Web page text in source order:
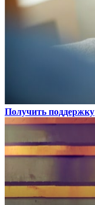
Получить поддержку